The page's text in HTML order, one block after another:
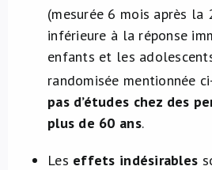
(mesurée 6 mois après la
inférieure à la réponse
enfants et les
randomisée mentionnée
pas d’études chez des
plus de 60 ans.
Les effets indésirables